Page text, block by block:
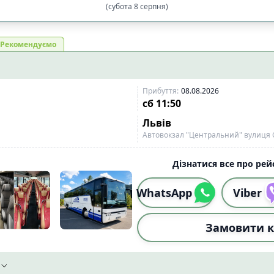
Спочатку вечірні
Від більшої до меншої
0 ☀️Вдень (12:00-17:59) 6 🌆
1
7 ☀️Вдень (12:00-17:59) 0 🌆
(субота 8серпня)
Рекомендуємо
Прибуття: 08.08.2026
сб 11:50
Львів
Автовокзал "Центральний" вулиця
Дізнатися все про
WhatsApp Viber
Замовити